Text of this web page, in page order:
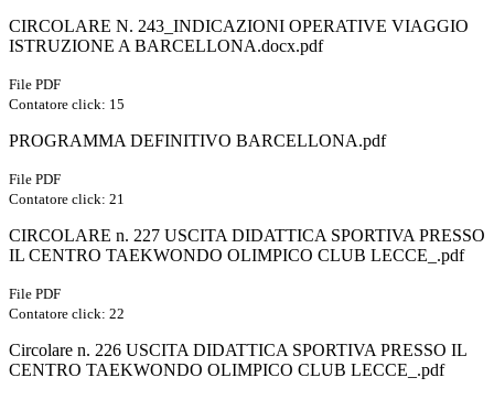
CIRCOLARE N. 243_INDICAZIONI OPERATIVE VIAGGIO
ISTRUZIONE A BARCELLONA.docx.pdf
File PDF
Contatore click: 15
PROGRAMMA DEFINITIVO BARCELLONA.pdf
File PDF
Contatore click: 21
CIRCOLARE n. 227 USCITA DIDATTICA SPORTIVA PRESSO
IL CENTRO TAEKWONDO OLIMPICO CLUB LECCE_.pdf
File PDF
Contatore click: 22
Circolare n. 226 USCITA DIDATTICA SPORTIVA PRESSO IL
CENTRO TAEKWONDO OLIMPICO CLUB LECCE_.pdf